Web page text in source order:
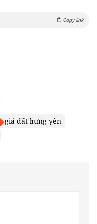
Copy link
giá đất hưng yên